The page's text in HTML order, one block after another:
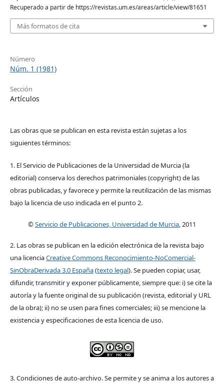
Recuperado a partir de https://revistas.um.es/areas/article/view/81651
Más formatos de cita
Número
Núm. 1 (1981)
Sección
Artículos
Las obras que se publican en esta revista están sujetas a los
siguientes términos:
1. El Servicio de Publicaciones de la Universidad de Murcia (la
editorial) conserva los derechos patrimoniales (copyright) de las
obras publicadas, y favorece y permite la reutilización de las mismas
bajo la licencia de uso indicada en el punto 2.
©Servicio de Publicaciones, Universidad de Murcia , 2011
2. Las obras se publican en la edición electrónica de la revista bajo
una licenciaCreative Commons Reconocimiento-NoComercial-
SinObraDerivada 3.0 España(texto legal). Se pueden copiar, usar,
difundir, transmitir y exponer públicamente, siempre que: i) se cite la
autoría y la fuente original de su publicación (revista, editorial y URL
de la obra); ii) no se usen para fines comerciales; iii) se mencione la
existencia y especificaciones de esta licencia de uso.
3. Condiciones de auto-archivo. Se permite y se anima a los autores a